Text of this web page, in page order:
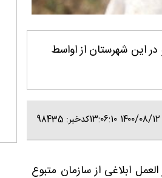
این شهرستان از اواسط
۱۴۰۰/۰۸/۱۲ ۱۳:۰۶:۱۰ کدخبر: 98435
ابلاغی از سازمان متبوع